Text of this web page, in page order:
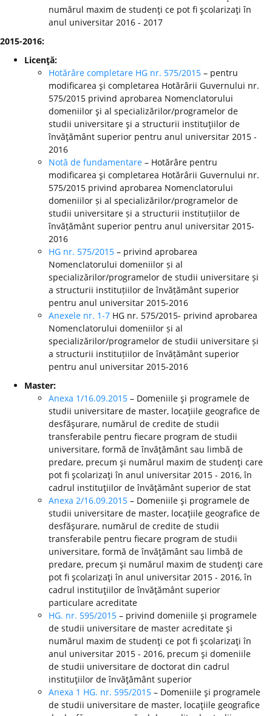
numărul maxim de studenţi ce pot fi şcolarizaţi în
anul universitar 2016 - 2017
2015-2016:
Licenţă:
Hotărâre completare HG nr. 575/2015 – pentru
modificarea şi completarea Hotărârii Guvernului nr.
575/2015 privind aprobarea Nomenclatorului
domeniilor şi al specializărilor/programelor de
studii universitare şi a structurii instituţiilor de
învăţământ superior pentru anul universitar 2015 -
2016
Notă de fundamentare – Hotărâre pentru
modificarea şi completarea Hotărârii Guvernului nr.
575/2015 privind aprobarea Nomenclatorului
domeniilor și al specializărilor/programelor de
studii universitare și a structurii instituțiilor de
învățământ superior pentru anul universitar 2015-
2016
HG nr. 575/2015 – privind aprobarea
Nomenclatorului domeniilor și al
specializărilor/programelor de studii universitare și
a structurii instituțiilor de învățământ superior
pentru anul universitar 2015-2016
Anexele nr. 1-7 HG nr. 575/2015- privind aprobarea
Nomenclatorului domeniilor și al
specializărilor/programelor de studii universitare și
a structurii instituțiilor de învățământ superior
pentru anul universitar 2015-2016
Master:
Anexa 1/16.09.2015 – Domeniile şi programele de
studii universitare de master, locaţiile geografice de
desfăşurare, numărul de credite de studii
transferabile pentru fiecare program de studii
universitare, formă de învăţământ sau limbă de
predare, precum şi numărul maxim de studenţi care
pot fi şcolarizaţi în anul universitar 2015 - 2016, în
cadrul instituţiilor de învăţământ superior de stat
Anexa 2/16.09.2015 – Domeniile şi programele de
studii universitare de master, locaţiile geografice de
desfăşurare, numărul de credite de studii
transferabile pentru fiecare program de studii
universitare, formă de învăţământ sau limbă de
predare, precum şi numărul maxim de studenţi care
pot fi şcolarizaţi în anul universitar 2015 - 2016, în
cadrul instituţiilor de învăţământ superior
particulare acreditate
HG. nr. 595/2015 – privind domeniile şi programele
de studii universitare de master acreditate şi
numărul maxim de studenţi ce pot fi şcolarizaţi în
anul universitar 2015 - 2016, precum şi domeniile
de studii universitare de doctorat din cadrul
instituţiilor de învăţământ superior
Anexa 1 HG. nr. 595/2015 – Domeniile şi programele
de studii universitare de master, locaţiile geografice